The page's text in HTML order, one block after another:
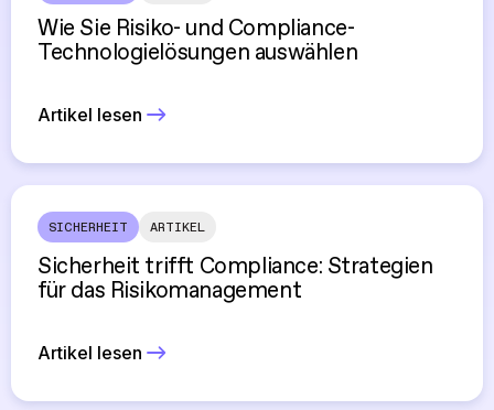
Wie Sie Risiko- und Compliance-
Technologielösungen auswählen
Artikel lesen
SICHERHEIT ARTIKEL
Sicherheit trifft Compliance: Strategien
für das Risikomanagement
Artikel lesen